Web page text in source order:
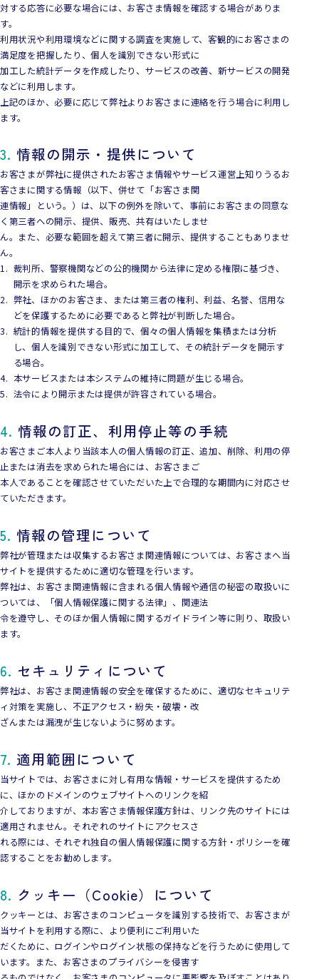
対する応答に必要な場合には、お客さま情報を確認する場合がありま
す。
利用状況や利用環境などに関する調査を実施して、客観的にお客さまの
満足度を把握したり、個人を識別できない形式に
加工した統計データを作成したり、サービスの改善、新サービスの開発
などに利用します。
上記のほか、必要に応じて弊社よりお客さまに連絡を行う場合に利用し
ます。
3. 情報の開示・提供について
お客さまが弊社に提供されたお客さま情報やサービス運営上知りうるお
客さまに関する情報（以下、併せて「お客さま関
連情報」という。）は、以下の例外を除いて、事前にお客さまの同意な
く第三者への開示、提供、販売、共有はいたしませ
ん。また、必要な範囲を超えて第三者に開示、提供することもありませ
ん。
裁判所、警察機関などの公的機関から法律に定める権限に基づき、
開示を求められた場合。
弊社、ほかのお客さま、または第三者の権利、利益、名誉、信用な
どを保護するために必要であると弊社が判断した場合。
統計的情報を提供する目的で、個々の個人情報を集積または分析
し、個人を識別できない形式に加工して、その統計データを開示す
る場合。
本サービスまたは本システムの維持に問題が生じる場合。
法令により開示または提供が許容されている場合。
4. 情報の訂正、利用停止等の手続
お客さまご本人より当該本人の個人情報の訂正、追加、削除、利用の停
止または消去を求められた場合には、お客さまご
本人であることを確認させていただいた上で合理的な期間内に対応させ
ていただきます。
5. 情報の管理について
弊社が管理または収集するお客さま関連情報については、お客さまへ当
サイトを提供するために適切な管理を行います。
弊社は、お客さま関連情報に含まれる個人情報や通信の秘密の取扱いに
ついては、「個人情報保護に関する法律」、関連法
令を遵守し、そのほか個人情報に関するガイドライン等に則り、取扱い
ます。
6. セキュリティについて
弊社は、お客さま関連情報の安全を確保するために、適切なセキュリテ
ィ対策を実施し、不正アクセス・紛失・破壊・改
ざんまたは漏洩が生じないように努めます。
7. 適用範囲について
当サイトでは、お客さまに対し有用な情報・サービスを提供するため
に、ほかのドメインのウェブサイトへのリンクを紹
介しておりますが、本お客さま情報保護方針は、リンク先のサイトには
適用されません。それぞれのサイトにアクセスさ
れる際には、それぞれ独自の個人情報保護に関する方針・ポリシーを確
認することをお勧めします。
8. クッキー（Cookie）について
クッキーとは、お客さまのコンピュータを識別する技術で、お客さまが
当サイトを利用する際に、より便利にご利用いた
だくために、ログインやログイン状態の保持などを行うために使用して
います。また、お客さまのプライバシーを侵害す